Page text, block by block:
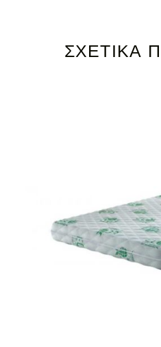
ΣΧΕΤΙΚΆ